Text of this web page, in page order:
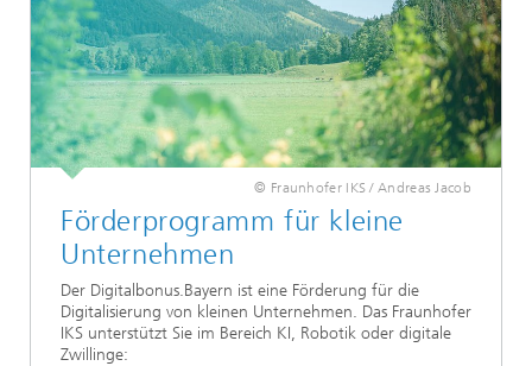
© Fraunhofer IKS / Andreas Jacob
Förderprogramm für kleine
Unternehmen
Der Digitalbonus.Bayern ist eine Förderung für die
Digitalisierung von kleinen Unternehmen. Das Fraunhofer
IKS unterstützt Sie im Bereich KI, Robotik oder digitale
Zwillinge: